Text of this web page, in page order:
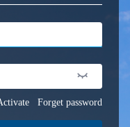
Forget password